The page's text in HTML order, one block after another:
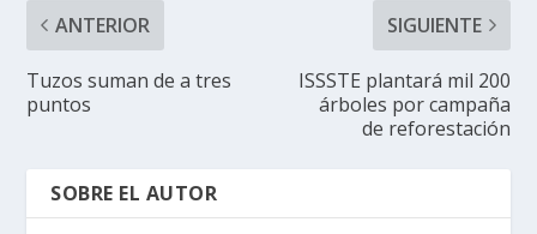
ANTERIOR
Tuzos suman de a tres
puntos
SIGUIENTE
ISSSTE plantará mil 200
árboles por campaña
de reforestación
SOBRE EL AUTOR